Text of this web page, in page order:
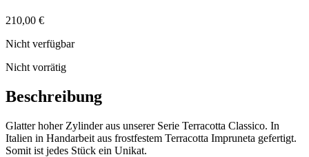
210,00 €
Nicht verfügbar
Nicht vorrätig
Beschreibung
Glatter hoher Zylinder aus unserer Serie Terracotta Classico. In
Italien in Handarbeit aus frostfestem Terracotta Impruneta gefertigt.
Somit ist jedes Stück ein Unikat.